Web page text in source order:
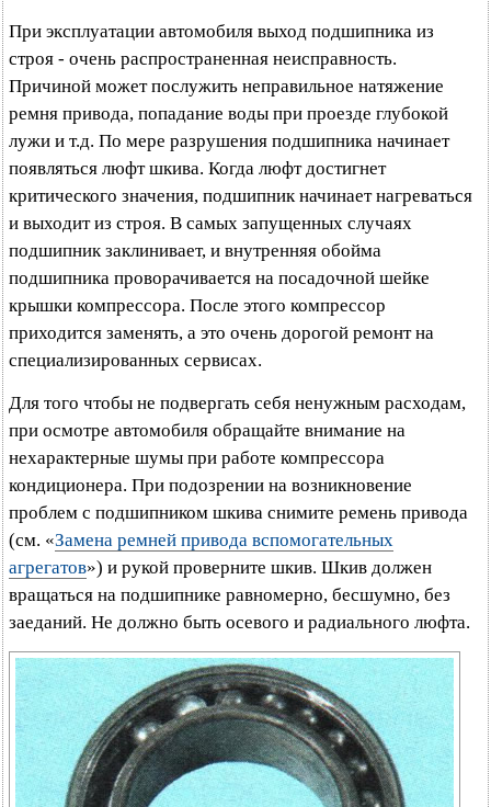
При эксплуатации автомобиля выход подшипника из
строя - очень распространенная неисправность.
Причиной может послужить неправильное натяжение
ремня привода, попадание воды при проезде глубокой
лужи и т.д. По мере разрушения подшипника начинает
появляться люфт шкива. Когда люфт достигнет
критического значения, подшипник начинает нагреваться
и выходит из строя. В самых запущенных случаях
подшипник заклинивает, и внутренняя обойма
подшипника проворачивается на посадочной шейке
крышки компрессора. После этого компрессор
приходится заменять, а это очень дорогой ремонт на
специализированных сервисах.
Для того чтобы не подвергать себя ненужным расходам,
при осмотре автомобиля обращайте внимание на
нехарактерные шумы при работе компрессора
кондиционера. При подозрении на возникновение
проблем с подшипником шкива снимите ремень привода
(см. «Замена ремней привода вспомогательных
агрегатов») и рукой проверните шкив. Шкив должен
вращаться на подшипнике равномерно, бесшумно, без
заеданий. Не должно быть осевого и радиального люфта.